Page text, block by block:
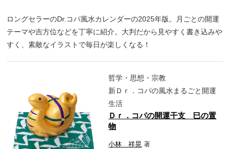
ロングセラーのDr.コパ風水カレンダーの2025年版。月ごとの開運
テーマや吉方位などを丁寧に紹介。大判だから見やすく書き込みや
すく、素敵なイラストで毎日が楽しくなる！
哲学・思想・宗教
新Ｄｒ．コパの風水まるごと開運
生活
Ｄｒ．コパの開運干支 巳の置
物
小林 祥晃 著